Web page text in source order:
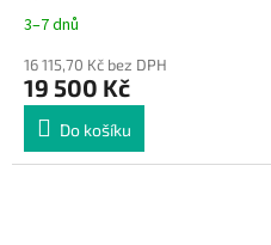
Toyota GT86
3–7 dnů
16 115,70 Kč bez DPH
19 500 Kč
Do košíku